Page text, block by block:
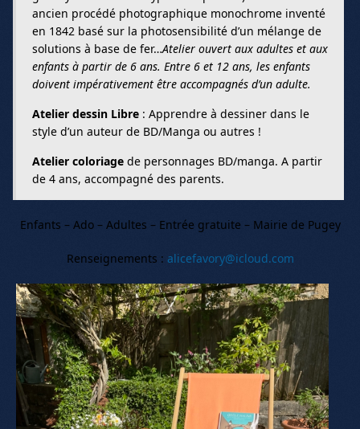
ancien procédé photographique monochrome inventé
en 1842 basé sur la photosensibilité d’un mélange de
solutions à base de fer…Atelier ouvert aux adultes et aux
enfants à partir de 6 ans. Entre 6 et 12 ans, les enfants
doivent impérativement être accompagnés d’un adulte.
Atelier dessin Libre : Apprendre à dessiner dans le
style d’un auteur de BD/Manga ou autres !
Atelier coloriage de personnages BD/manga. A partir
de 4 ans, accompagné des parents.
Enfants – Ado – Adultes – Entrée gratuite – Mairie de Pugey
Renseignements : alicefavory@icloud.com